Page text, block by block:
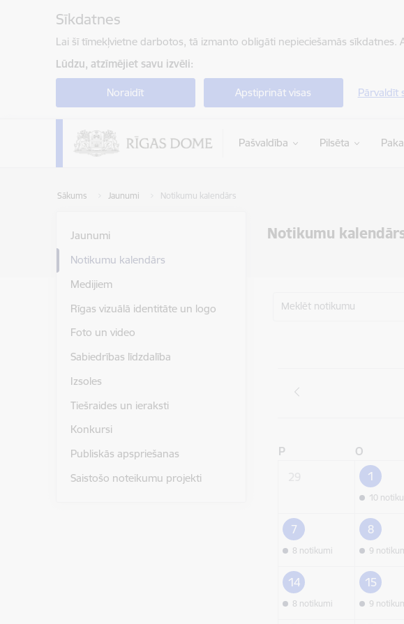
Sīkdatnes
Lai šī tīmekļvietne darbotos, tā izmanto obligāti nepieciešamās
Lūdzu, atzīmējiet savu izvēli:
Noraidīt Apstiprināt visas Pārvaldīt
Pašvaldība Pilsēta
Sākums Jaunumi Notikumu kalendārs
Notikumu
Jaunumi
Notikumu kalendārs
Medijiem
Rīgas vizuālā identitāte un logo
Foto un video
Sabiedrības līdzdalība
Izsoles
Tiešraides un ieraksti
Konkursi
Publiskās apspriešanas
Saistošo noteikumu projekti
Meklēt notikumu
P O
1
10
7
8 notikumi
8
9
14
8 notikumi
15
9